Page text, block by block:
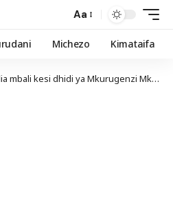
Aa
Michezo Kimataifa
dhidi ya Mkurugenzi Mkuu wa NTSA George Njao